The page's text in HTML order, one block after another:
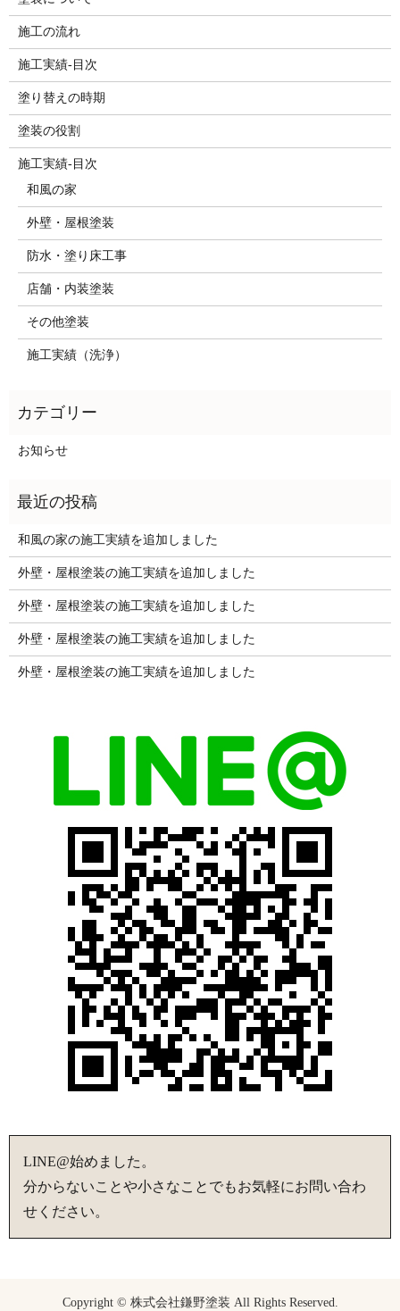
施工の流れ
施工実績-目次
塗り替えの時期
塗装の役割
施工実績-目次
和風の家
外壁・屋根塗装
防水・塗り床工事
店舗・内装塗装
その他塗装
施工実績（洗浄）
お知らせ
和風の家の施工実績を追加しました
外壁・屋根塗装の施工実績を追加しました
外壁・屋根塗装の施工実績を追加しました
外壁・屋根塗装の施工実績を追加しました
外壁・屋根塗装の施工実績を追加しました
LINE@始めました。
分からないことや小さなことでもお気軽にお問い合わ
せください。
Copyright © 株式会社鎌野塗装 All Rights Reserved.